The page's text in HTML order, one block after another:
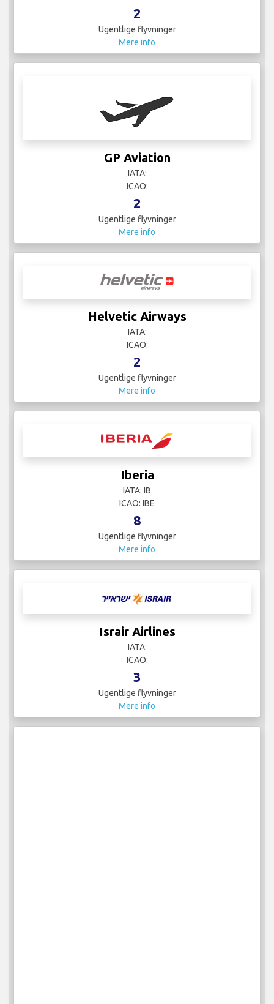
2
Ugentlige flyvninger
Mere info
GP Aviation
IATA:
ICAO:
2
Ugentlige flyvninger
Mere info
Helvetic Airways
IATA:
ICAO:
2
Ugentlige flyvninger
Mere info
Iberia
IATA: IB
ICAO: IBE
8
Ugentlige flyvninger
Mere info
Israir Airlines
IATA:
ICAO:
3
Ugentlige flyvninger
Mere info